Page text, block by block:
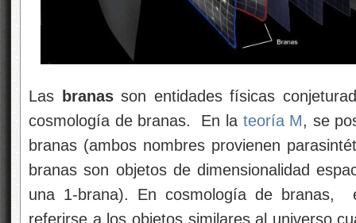
Las branasson entidades físicas
cosmología de branas. En la teoría M, se
branas (ambos nombres provienen
branas son objetos de dimensionalidad
una 1-brana). En cosmología de branas,
referirse a los objetos similares al universo